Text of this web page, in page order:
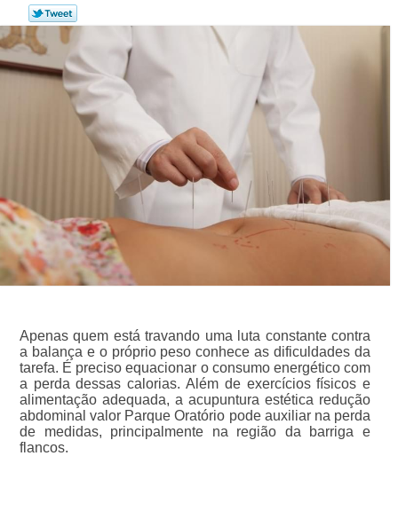
Apenas quem está travando uma luta constante contra
a balança e o próprio peso conhece as dificuldades da
tarefa. É preciso equacionar o consumo energético com
a perda dessas calorias. Além de exercícios físicos e
alimentação adequada, a acupuntura estética redução
abdominal valor Parque Oratório pode auxiliar na perda
de medidas, principalmente na região da barriga e
flancos.